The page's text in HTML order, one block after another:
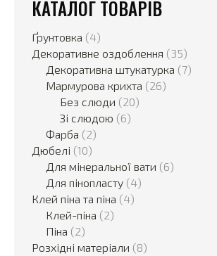
КАТАЛОГ ТОВАРІВ
Ґрунтовка (4)
Декоративне оздоблення (35)
Декоративна штукатурка (7)
Мармурова крихта (26)
Без слюди (20)
Зі слюдою (6)
Фарба (2)
Дюбелі (10)
Для мінеральної вати (6)
Для пінопласту (4)
Клей піна та піна (4)
Клей-піна (2)
Піна (2)
Розхідні матеріали (8)